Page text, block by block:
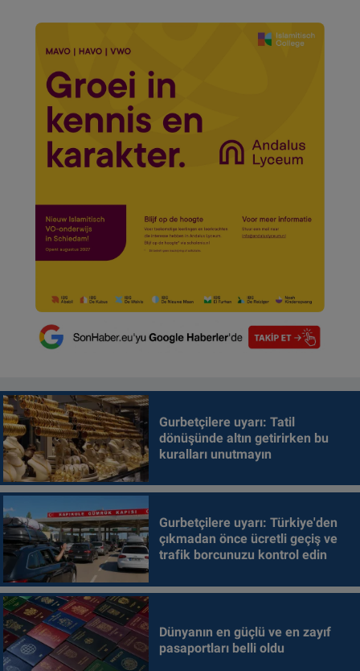
Gurbetçilere uyarı: Tatil
dönüşünde altın getirirken bu
kuralları unutmayın
Gurbetçilere uyarı: Türkiye'den
çıkmadan önce ücretli geçiş ve
trafik borcunuzu kontrol edin
Dünyanın en güçlü ve en zayıf
pasaportları belli oldu